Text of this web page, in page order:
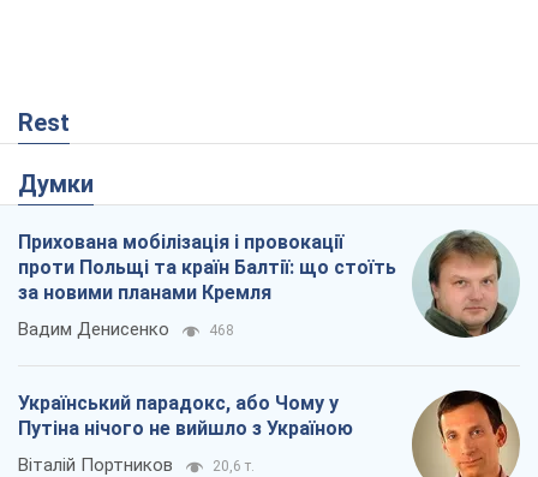
Rest
Думки
Прихована мобілізація і провокації
проти Польщі та країн Балтії: що стоїть
за новими планами Кремля
Вадим Денисенко 468
Український парадокс, або Чому у
Путіна нічого не вийшло з Україною
Віталій Портников 20,6 т.